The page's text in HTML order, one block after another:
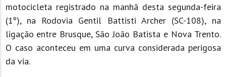
motocicleta registrado na manhã desta segunda-feira
(1º), na Rodovia Gentil Battisti Archer (SC-108), na
ligação entre Brusque, São João Batista e Nova Trento.
O caso aconteceu em uma curva considerada perigosa
da via.